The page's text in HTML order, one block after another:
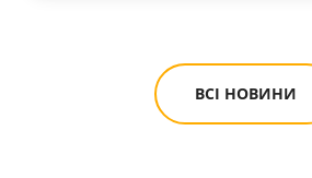
ВСІ НОВИНИ